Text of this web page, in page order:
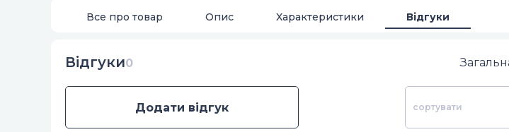
Все про товар Опис Характеристики Відгуки
Відгуки0
Додати відгук сортувати